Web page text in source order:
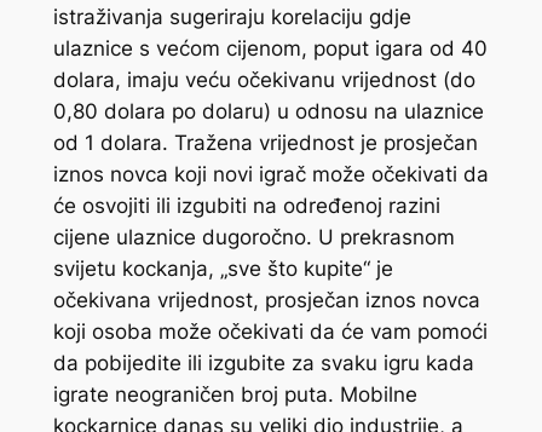
istraživanja sugeriraju korelaciju gdje
ulaznice s većom cijenom, poput igara od 40
dolara, imaju veću očekivanu vrijednost (do
0,80 dolara po dolaru) u odnosu na ulaznice
od 1 dolara. Tražena vrijednost je prosječan
iznos novca koji novi igrač može očekivati ​​da
će osvojiti ili izgubiti na određenoj razini
cijene ulaznice dugoročno. U prekrasnom
svijetu kockanja, „sve što kupite“ je
očekivana vrijednost, prosječan iznos novca
koji osoba može očekivati ​​da će vam pomoći
da pobijedite ili izgubite za svaku igru ​​kada
igrate neograničen broj puta. Mobilne
kockarnice danas su veliki dio industrije, a